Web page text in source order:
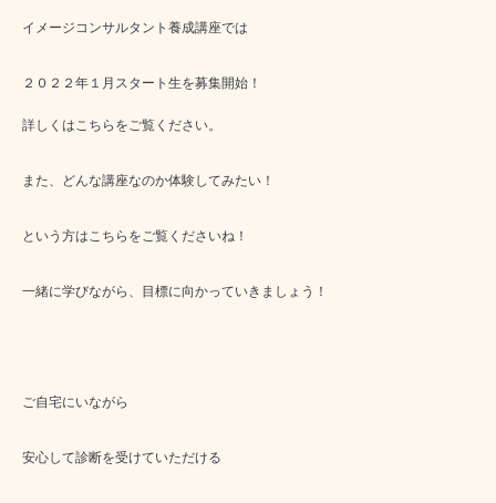
イメージコンサルタント養成講座では
２０２２年１月スタート生を募集開始！
詳しくは こちら をご覧ください。
また、どんな講座なのか体験してみたい！
という方は こちら をご覧くださいね！
一緒に学びながら、目標に向かっていきましょう！
ご自宅にいながら
安心して診断を受けていただける